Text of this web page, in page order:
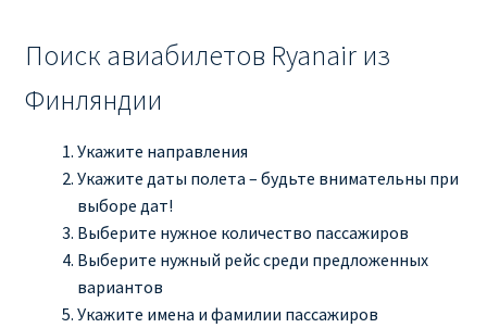
Поиск авиабилетов Ryanair из
Финляндии
Укажите направления
Укажите даты полета – будьте внимательны при
выборе дат!
Выберите нужное количество пассажиров
Выберите нужный рейс среди предложенных
вариантов
Укажите имена и фамилии пассажиров